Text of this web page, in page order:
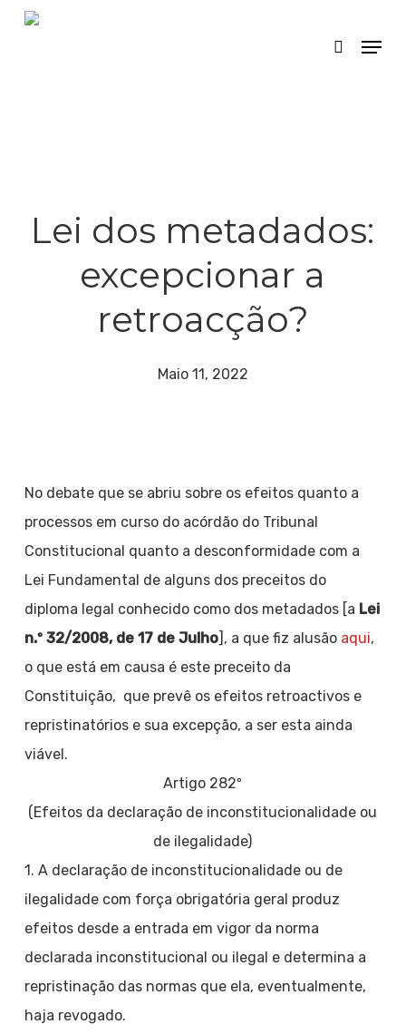
Skip
search
Menu
Lei dos metadados:
excepcionar a
retroacção?
Maio 11, 2022
No debate que se abriu sobre os efeitos quanto a
processos em curso do acórdão do Tribunal
Constitucional quanto a desconformidade com a
Lei Fundamental de alguns dos preceitos do
diploma legal conhecido como dos metadados [a Lei
n.º 32/2008, de 17 de Julho], a que fiz alusão aqui,
o que está em causa é este preceito da
Constituição, que prevê os efeitos retroactivos e
repristinatórios e sua excepção, a ser esta ainda
viável.
Artigo 282º
(Efeitos da declaração de inconstitucionalidade ou
de ilegalidade)
1. A declaração de inconstitucionalidade ou de
ilegalidade com força obrigatória geral produz
efeitos desde a entrada em vigor da norma
declarada inconstitucional ou ilegal e determina a
repristinação das normas que ela, eventualmente,
haja revogado.